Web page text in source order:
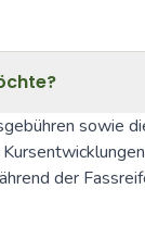
sowie
der